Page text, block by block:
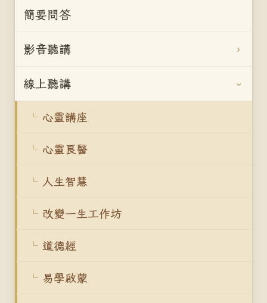
簡要問答
影音聽講
線上聽講
心靈講座
心靈良醫
人生智慧
改變一生工作坊
道德經
易學啟蒙